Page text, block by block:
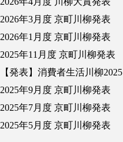
2026年3月度 京町川柳発表
2026年1月度 京町川柳発表
2025年11月度 京町川柳発表
【発表】消費者生活川柳2025
2025年9月度 京町川柳発表
2025年7月度 京町川柳発表
2025年5月度 京町川柳発表